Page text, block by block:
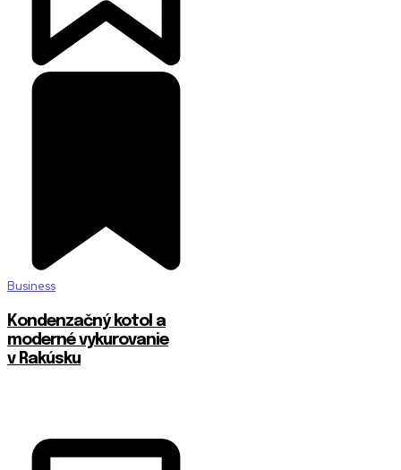
Business
Kondenzačný kotol a
moderné vykurovanie
v Rakúsku